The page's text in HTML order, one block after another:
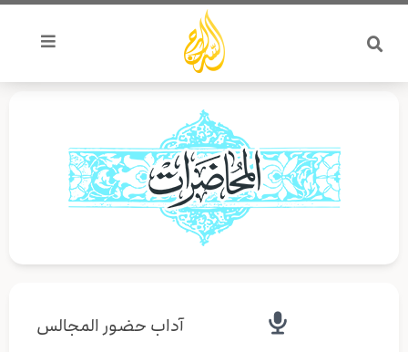
تخطي
المحتوى
آداب حضور المجالس